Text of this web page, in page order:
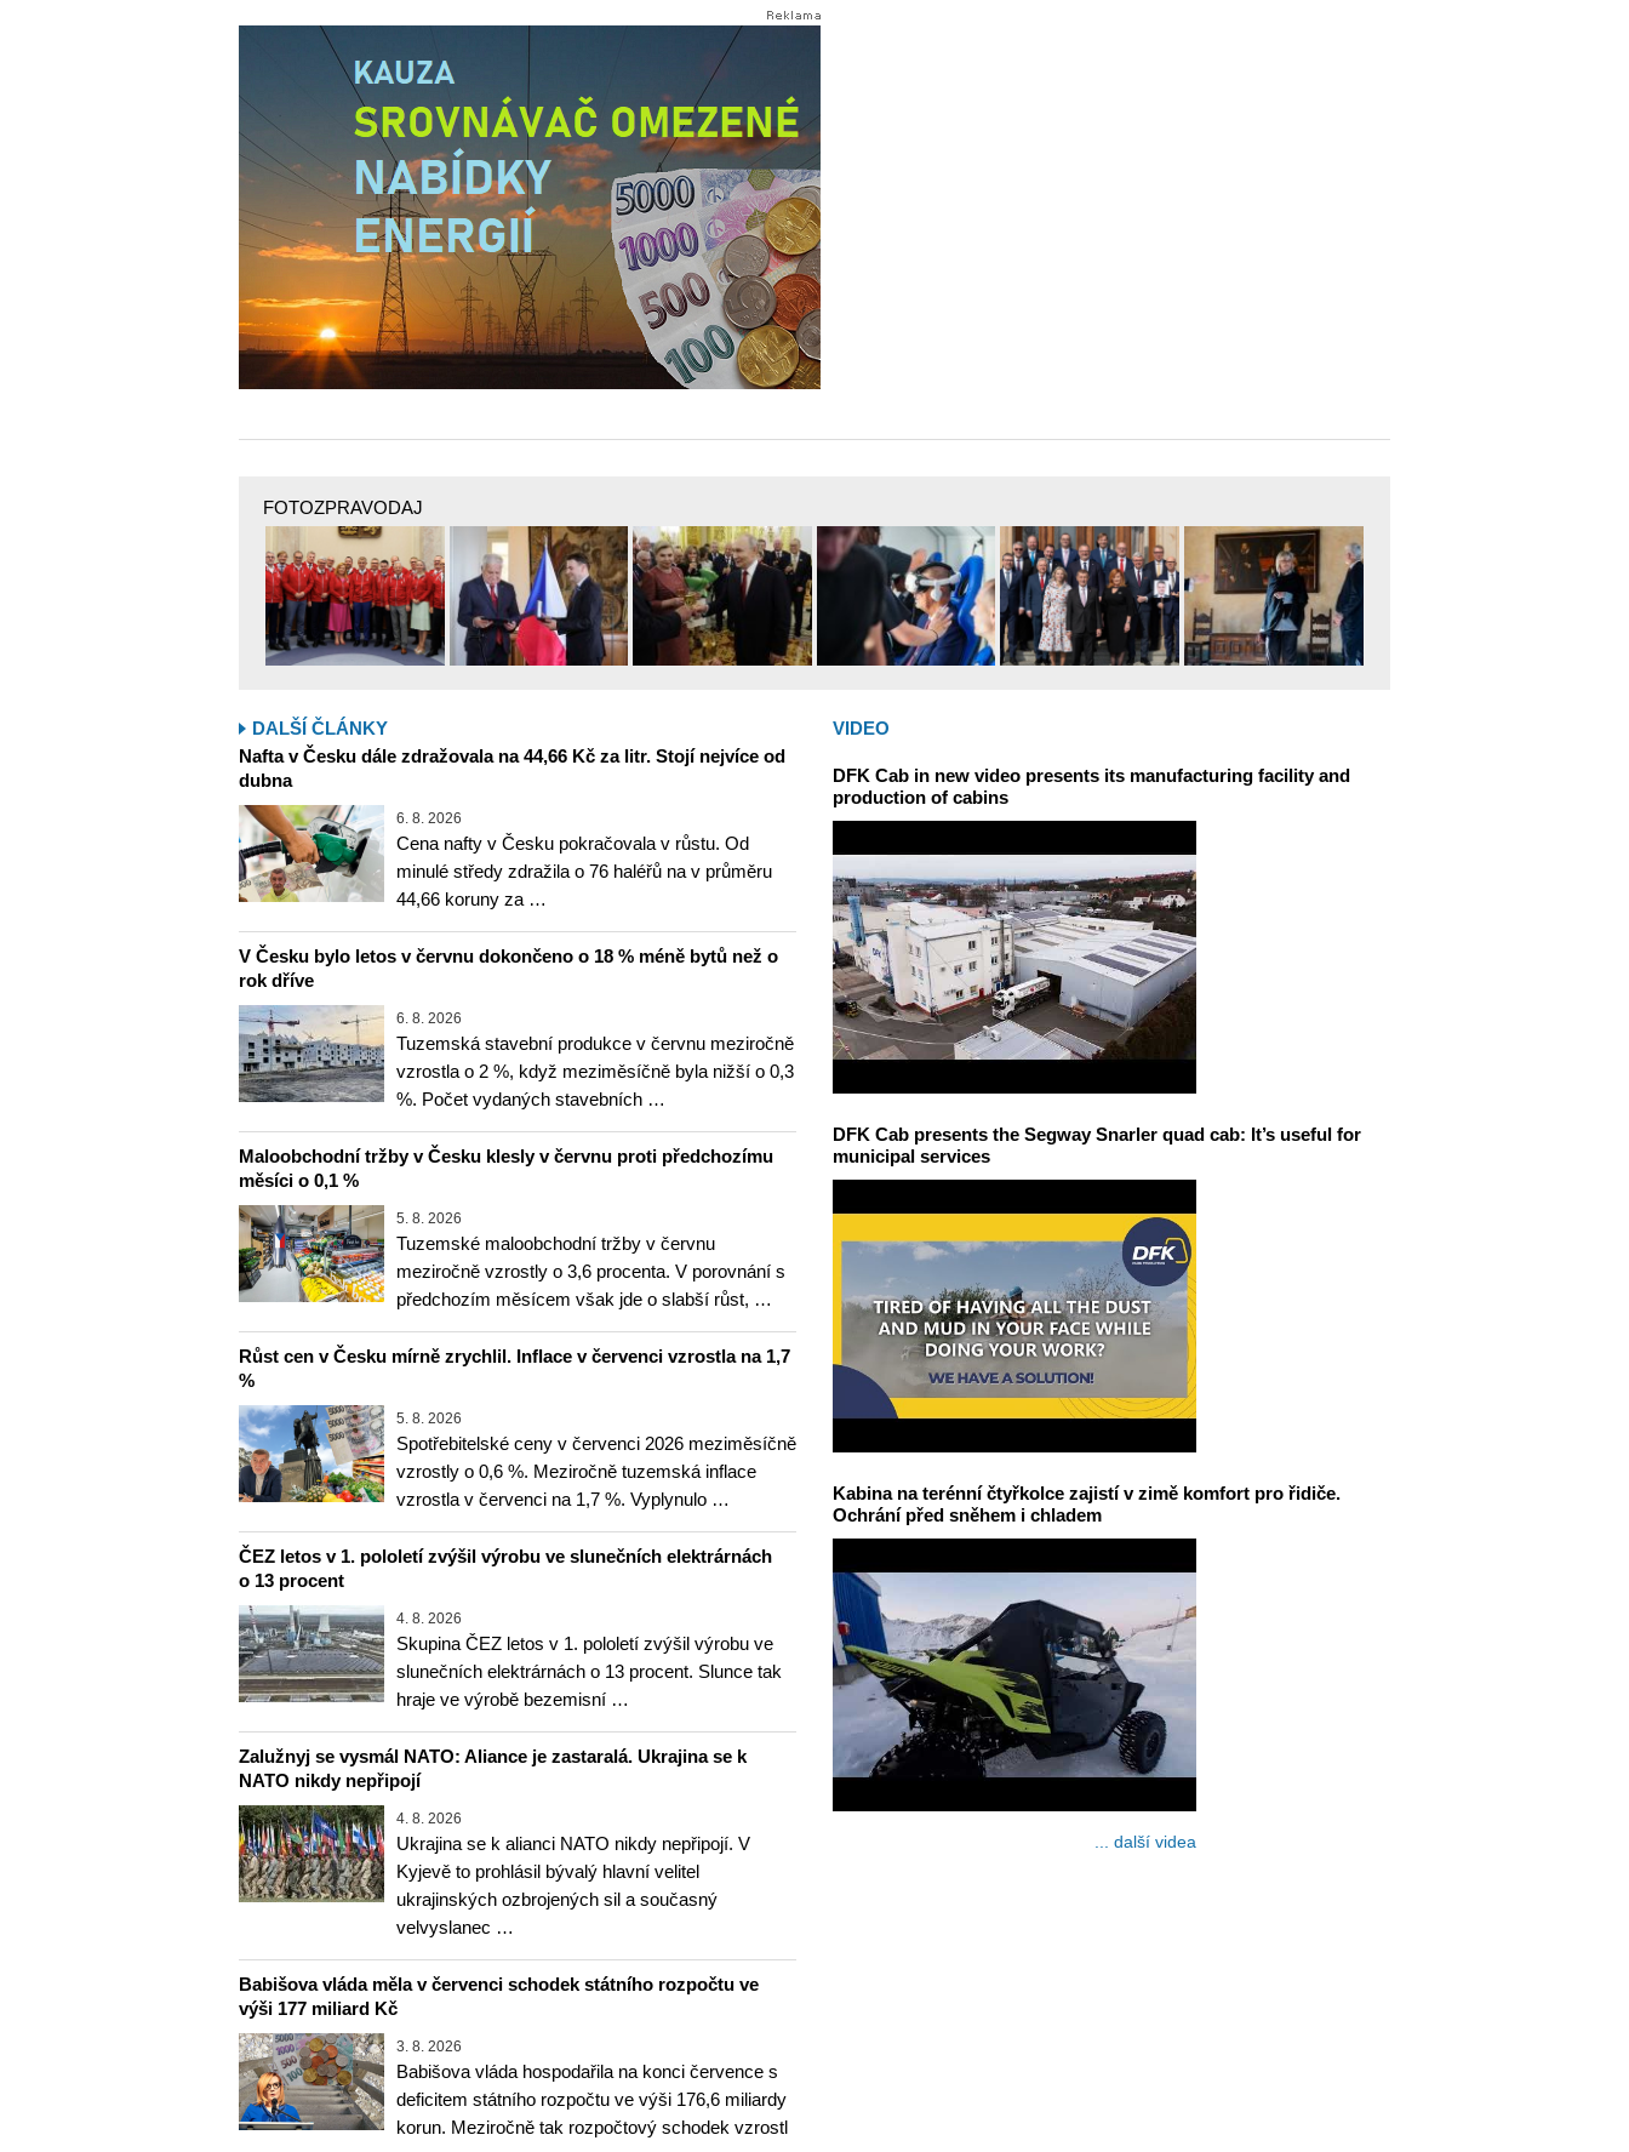
FOTOZPRAVODAJ
DALŠÍ ČLÁNKY
Nafta v Česku dále zdražovala na 44,66 Kč za litr. Stojí nejvíce od
dubna
6. 8. 2026
Cena nafty v Česku pokračovala v růstu. Od
minulé středy zdražila o 76 haléřů na v průměru
44,66 koruny za …
V Česku bylo letos v červnu dokončeno o 18 % méně bytů než o
rok dříve
6. 8. 2026
Tuzemská stavební produkce v červnu meziročně
vzrostla o 2 %, když meziměsíčně byla nižší o 0,3
%. Počet vydaných stavebních …
Maloobchodní tržby v Česku klesly v červnu proti předchozímu
měsíci o 0,1 %
5. 8. 2026
Tuzemské maloobchodní tržby v červnu
meziročně vzrostly o 3,6 procenta. V porovnání s
předchozím měsícem však jde o slabší růst, …
Růst cen v Česku mírně zrychlil. Inflace v červenci vzrostla na 1,7
%
5. 8. 2026
Spotřebitelské ceny v červenci 2026 meziměsíčně
vzrostly o 0,6 %. Meziročně tuzemská inflace
vzrostla v červenci na 1,7 %. Vyplynulo …
ČEZ letos v 1. pololetí zvýšil výrobu ve slunečních elektrárnách
o 13 procent
4. 8. 2026
Skupina ČEZ letos v 1. pololetí zvýšil výrobu ve
slunečních elektrárnách o 13 procent. Slunce tak
hraje ve výrobě bezemisní …
Zalužnyj se vysmál NATO: Aliance je zastaralá. Ukrajina se k
NATO nikdy nepřipojí
4. 8. 2026
Ukrajina se k alianci NATO nikdy nepřipojí. V
Kyjevě to prohlásil bývalý hlavní velitel
ukrajinských ozbrojených sil a současný
velvyslanec …
Babišova vláda měla v červenci schodek státního rozpočtu ve
výši 177 miliard Kč
3. 8. 2026
Babišova vláda hospodařila na konci července s
deficitem státního rozpočtu ve výši 176,6 miliardy
korun. Meziročně tak rozpočtový schodek vzrostl
VIDEO
DFK Cab in new video presents its manufacturing facility and
production of cabins
DFK Cab presents the Segway Snarler quad cab: It’s useful for
municipal services
Kabina na terénní čtyřkolce zajistí v zimě komfort pro řidiče.
Ochrání před sněhem i chladem
... další videa